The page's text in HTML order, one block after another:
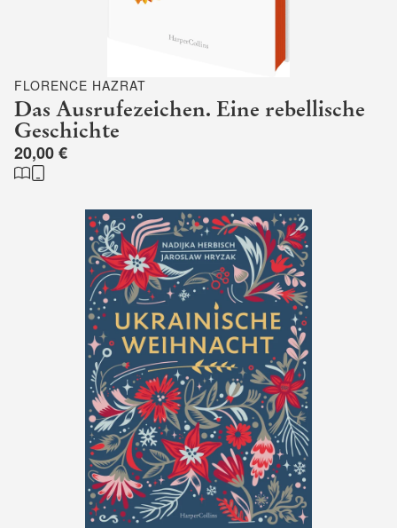
FLORENCE HAZRAT
Das Ausrufezeichen. Eine rebellische
Geschichte
20,00 €